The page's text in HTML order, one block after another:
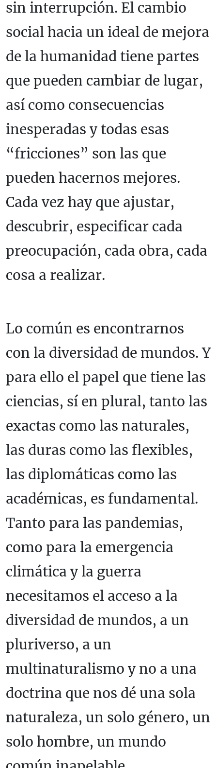
sin interrupción. El cambio
social hacia un ideal de mejora
de la humanidad tiene partes
que pueden cambiar de lugar,
así como consecuencias
inesperadas y todas esas
“fricciones” son las que
pueden hacernos mejores.
Cada vez hay que ajustar,
descubrir, especificar cada
preocupación, cada obra, cada
cosa a realizar.
Lo común es encontrarnos
con la diversidad de mundos. Y
para ello el papel que tiene las
ciencias, sí en plural, tanto las
exactas como las naturales,
las duras como las flexibles,
las diplomáticas como las
académicas, es fundamental.
Tanto para las pandemias,
como para la emergencia
climática y la guerra
necesitamos el acceso a la
diversidad de mundos, a un
pluriverso, a un
multinaturalismo y no a una
doctrina que nos dé una sola
naturaleza, un solo género, un
solo hombre, un mundo